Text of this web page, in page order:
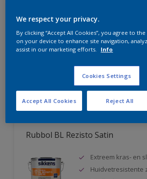
Hoge dekkracht
Uitstekende
Rubbol BL Rezisto Satin
Extreem kras- en
Huidvetresistente
We respect your privacy.
By clicking “Accept All Cookies”, you agree to
on your device to enhance site navigation,
assist in our marketing efforts.
Info
Cookies Settings
Reject All
Accept All Cookies